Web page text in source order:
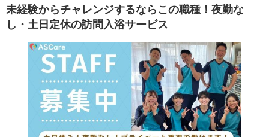
未経験からチャレンジするならこの職種！夜勤な
し・土日定休の訪問入浴サービス